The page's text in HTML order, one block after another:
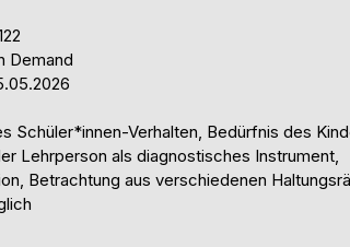
Demand
Schüler*innen-Verhalten, Bedürfnis des
Lehrperson als diagnostisches Instrument,
Betrachtung aus verschiedenen